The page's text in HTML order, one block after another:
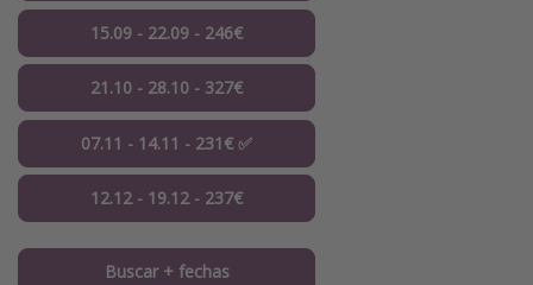
15.09 - 22.09 - 246€
21.10 - 28.10 - 327€
07.11 - 14.11 - 231€ ✅
12.12 - 19.12 - 237€
Buscar + fechas